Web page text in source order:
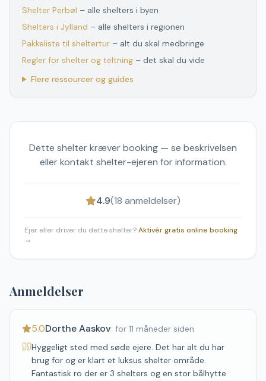
Shelter Perbøl – alle shelters i byen
Shelters i Jylland – alle shelters i regionen
Pakkeliste til sheltertur – alt du skal medbringe
Regler for shelter og teltning – det skal du vide
Flere ressourcer og guides
Dette shelter kræver booking — se beskrivelsen
eller kontakt shelter-ejeren for information.
4.9(18 anmeldelser)
Ejer eller driver du dette shelter?Aktivér gratis online booking
→
Anmeldelser
5.0Dorthe Aaskov· for 11 måneder siden
Hyggeligt sted med søde ejere. Det har alt du har
brug for og er klart et luksus shelter område.
Fantastisk ro der er 3 shelters og en stor bålhytte